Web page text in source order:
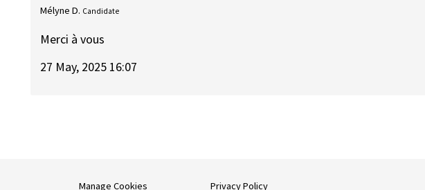
Mélyne D. Candidate
Merci à vous
27 May, 2025 16:07
Manage Cookies Privacy Policy